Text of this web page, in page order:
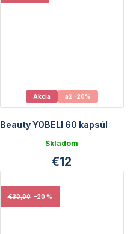
Akcia až -20%
Beauty YOBELI 60 kapsúl
Skladom
€12
€30,90 –20 %